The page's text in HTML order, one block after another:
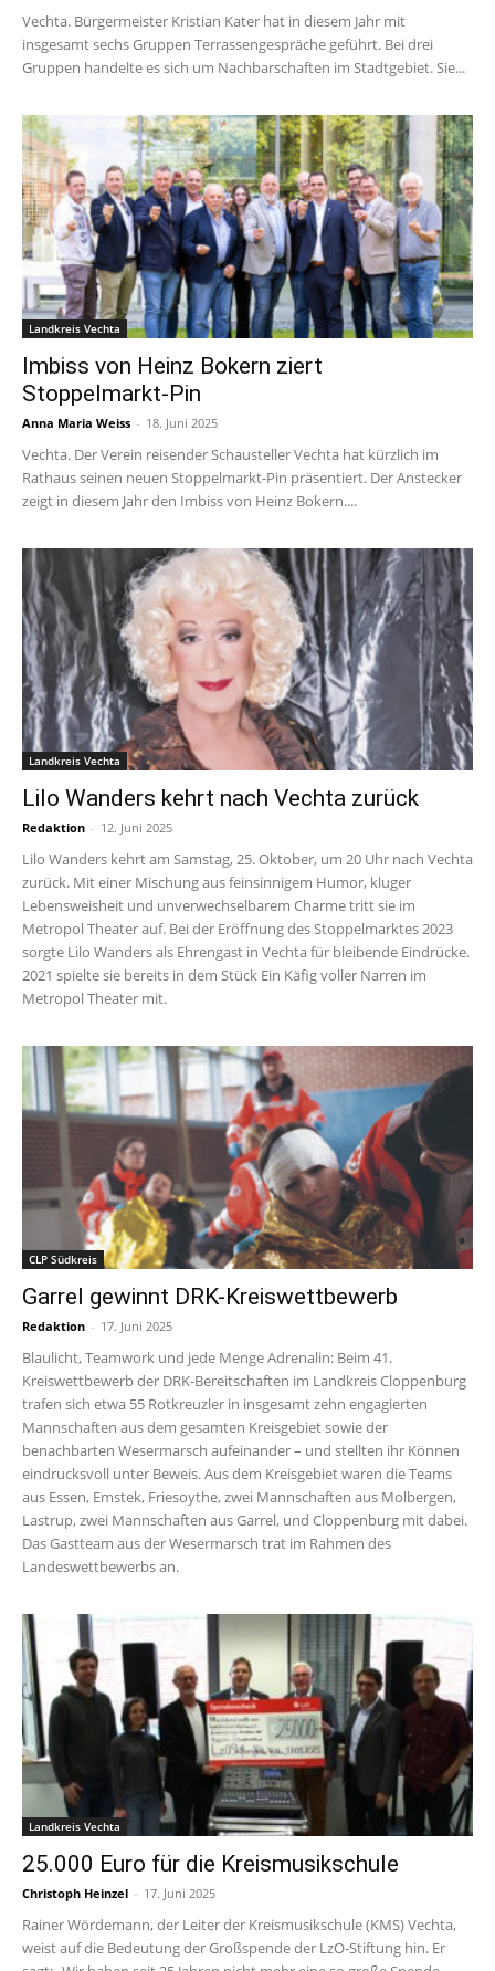
Vechta. Bürgermeister Kristian Kater hat in diesem Jahr mit
insgesamt sechs Gruppen Terrassengespräche geführt. Bei drei
Gruppen handelte es sich um Nachbarschaften im Stadtgebiet. Sie...
Landkreis Vechta
Imbiss von Heinz Bokern ziert
Stoppelmarkt-Pin
Anna Maria Weiss - 18. Juni 2025
Vechta. Der Verein reisender Schausteller Vechta hat kürzlich im
Rathaus seinen neuen Stoppelmarkt-Pin präsentiert. Der Anstecker
zeigt in diesem Jahr den Imbiss von Heinz Bokern....
Landkreis Vechta
Lilo Wanders kehrt nach Vechta zurück
Redaktion - 12. Juni 2025
Lilo Wanders kehrt am Samstag, 25. Oktober, um 20 Uhr nach Vechta
zurück. Mit einer Mischung aus feinsinnigem Humor, kluger
Lebensweisheit und unverwechselbarem Charme tritt sie im
Metropol Theater auf. Bei der Eröffnung des Stoppelmarktes 2023
sorgte Lilo Wanders als Ehrengast in Vechta für bleibende Eindrücke.
2021 spielte sie bereits in dem Stück Ein Käfig voller Narren im
Metropol Theater mit.
CLP Südkreis
Garrel gewinnt DRK-Kreiswettbewerb
Redaktion - 17. Juni 2025
Blaulicht, Teamwork und jede Menge Adrenalin: Beim 41.
Kreiswettbewerb der DRK-Bereitschaften im Landkreis Cloppenburg
trafen sich etwa 55 Rotkreuzler in insgesamt zehn engagierten
Mannschaften aus dem gesamten Kreisgebiet sowie der
benachbarten Wesermarsch aufeinander – und stellten ihr Können
eindrucksvoll unter Beweis. Aus dem Kreisgebiet waren die Teams
aus Essen, Emstek, Friesoythe, zwei Mannschaften aus Molbergen,
Lastrup, zwei Mannschaften aus Garrel, und Cloppenburg mit dabei.
Das Gastteam aus der Wesermarsch trat im Rahmen des
Landeswettbewerbs an.
Landkreis Vechta
25.000 Euro für die Kreismusikschule
Christoph Heinzel - 17. Juni 2025
Rainer Wördemann, der Leiter der Kreismusikschule (KMS) Vechta,
weist auf die Bedeutung der Großspende der LzO-Stiftung hin. Er